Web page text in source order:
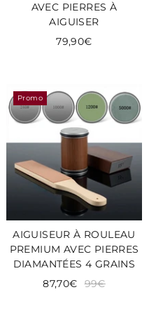
AVEC PIERRES À
AIGUISER
79,90€
Promo
AIGUISEUR À ROULEAU
PREMIUM AVEC PIERRES
DIAMANTÉES 4 GRAINS
87,70€ 99€